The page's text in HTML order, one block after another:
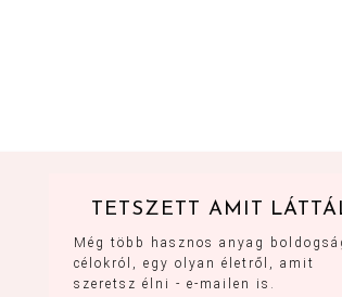
TETSZETT AMIT
Még több hasznos anyag
célokról, egy olyan életről, amit
szeretsz élni - e-mailen is.